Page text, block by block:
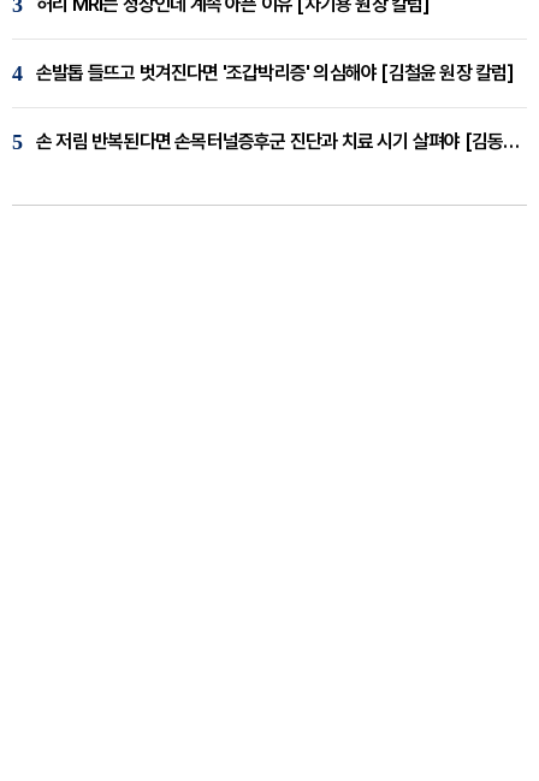
3
4 손발톱 들뜨고 벗겨진다면 '조갑박리증' 의심해야 [김철윤 원장 칼럼]
5 손 저림 반복된다면 손목터널증후군 진단과 치료 시기 살펴야 [김동현 원장 칼럼]